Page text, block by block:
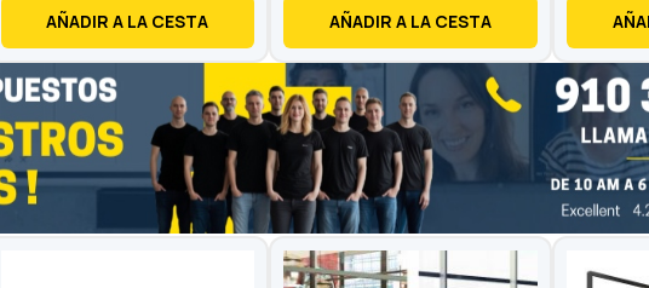
AÑADIR A LA CESTA AÑADIR A LA CESTA